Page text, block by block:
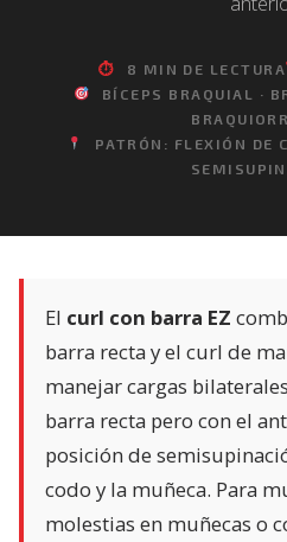
⏱ 8 MIN DE LECTURA
BÍCEPS BRAQUIAL ·
PATRÓN: FLEXIÓN DE
El curl con barra EZ
barra recta y el curl de
manejar cargas
barra recta pero con el
posición de
codo y la muñeca. Para
molestias en muñecas o